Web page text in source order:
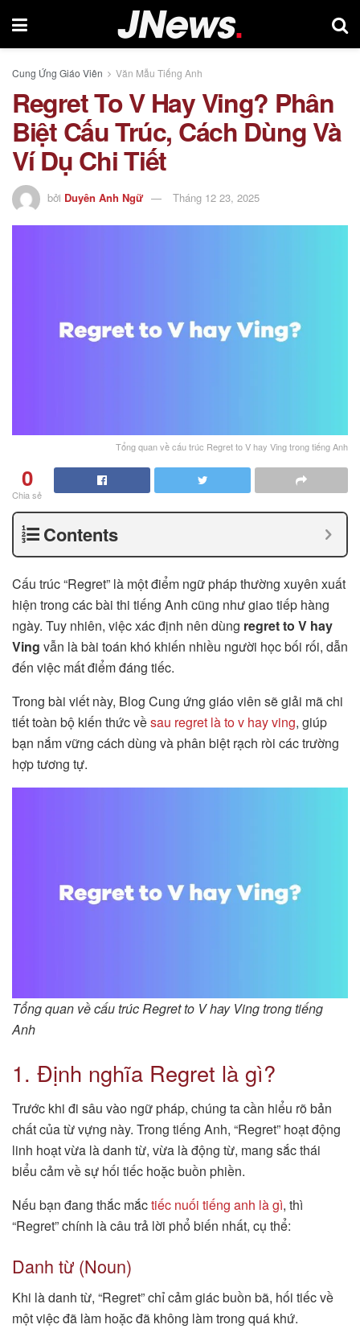
Cung Ứng Giáo Viên Văn Mẫu Tiếng Anh
Regret To V Hay Ving? Phân
Biệt Cấu Trúc, Cách Dùng Và
Ví Dụ Chi Tiết
bởi Duyên Anh Ngữ Tháng 12 23, 2025
Tổng quan về cấu trúc Regret to V hay Ving trong tiếng Anh
0
Chia sẻ
Contents
Cấu trúc “Regret” là một điểm ngữ pháp thường xuyên xuất
hiện trong các bài thi tiếng Anh cũng như giao tiếp hàng
ngày. Tuy nhiên, việc xác định nên dùng regret to V hay
Ving vẫn là bài toán khó khiến nhiều người học bối rối, dẫn
đến việc mất điểm đáng tiếc.
Trong bài viết này, Blog Cung ứng giáo viên sẽ giải mã chi
tiết toàn bộ kiến thức vềsau regret là to v hay ving, giúp
bạn nắm vững cách dùng và phân biệt rạch ròi các trường
hợp tương tự.
Tổng quan về cấu trúc Regret to V hay Ving trong tiếng
Anh
1. Định nghĩa Regret là gì?
Trước khi đi sâu vào ngữ pháp, chúng ta cần hiểu rõ bản
chất của từ vựng này. Trong tiếng Anh, “Regret” hoạt động
linh hoạt vừa là danh từ, vừa là động từ, mang sắc thái
biểu cảm về sự hối tiếc hoặc buồn phiền.
Nếu bạn đang thắc mắctiếc nuối tiếng anh là gì, thì
“Regret” chính là câu trả lời phổ biến nhất, cụ thể:
Danh từ (Noun)
Khi là danh từ, “Regret” chỉ cảm giác buồn bã, hối tiếc về
một việc đã làm hoặc đã không làm trong quá khứ.